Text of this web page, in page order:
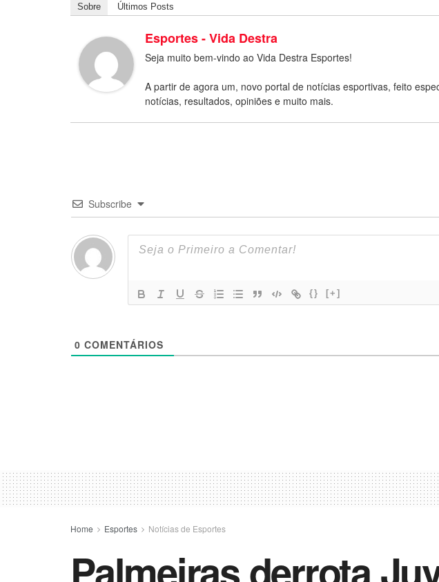
Sobre Últimos Posts
Esportes - Vida Destra
Seja muito bem-vindo ao Vida Destra Esportes!
A partir de agora um, novo portal de notícias esportivas, feito
notícias, resultados, opiniões e muito mais.
Subscribe
{} [+]
0 COMENTÁRIOS
Home Esportes Notícias de Esportes
Palmeiras derrota